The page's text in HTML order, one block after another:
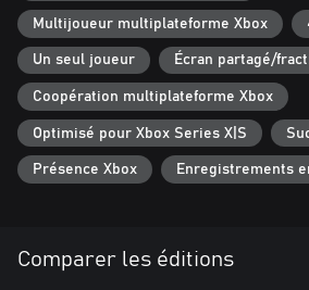
Multijoueur multiplateforme Xbox
Un seul joueur Écran partagé/
Coopération multiplateforme Xbox
Optimisé pour Xbox Series X|S
Présence Xbox Enregistrements
Comparer les éditions